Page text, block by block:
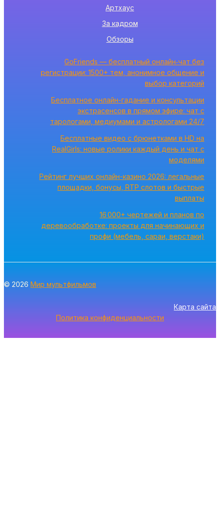
Артхаус
За кадром
Обзоры
GoFriends — бесплатный онлайн‑чат без
регистрации: 1500+ тем, анонимное общение и
выбор категорий
Бесплатное онлайн-гадание и консультации
экстрасенсов в прямом эфире: чат с
тарологами, медиумами и астрологами 24/7
Бесплатные видео с брюнетками в HD на
RealGirls: новые ролики каждый день и чат с
моделями
Рейтинг лучших онлайн-казино 2026: легальные
площадки, бонусы, RTP слотов и быстрые
выплаты
16 000+ чертежей и планов по
деревообработке: проекты для начинающих и
профи (мебель, сараи, верстаки)
© 2026 Мир мультфильмов
Карта сайта
Политика конфиденциальности